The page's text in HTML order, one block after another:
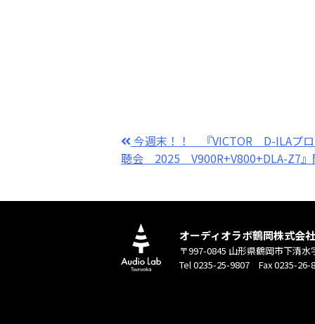
今週末！！ 『VICTOR D-ILAプ
聴会 2025 V900R+V800+DLA-Z7』
オーディオラボ鶴岡株式会社
〒997-0845 山形県鶴岡市下清水
Tel 0235-25-9807 Fax 0235-26-